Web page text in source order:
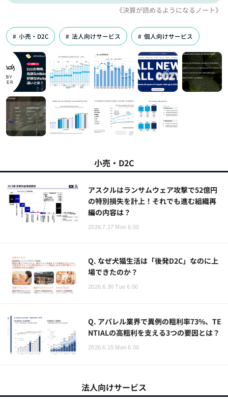
《決算が読めるようになるノート》
小売・D2C 法人向けサービス 個人向けサービス
小売・D2C
アスクルはランサムウェア攻撃で52億円
の特別損失を計上！それでも進む組織再
編の内容は？
2026.7.27 Mon 6:00
Q. なぜ犬猫生活は「後発D2C」なのに上
場できたのか？
2026.6.30 Tue 6:00
Q. アパレル業界で異例の粗利率73%、TE
NTIALの高粗利を支える3つの要因とは？
2026.6.15 Mon 6:00
法人向けサービス